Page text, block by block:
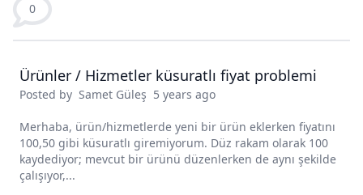
0
Ürünler / Hizmetler küsuratlı fiyat problemi
Posted by Samet Güleş 5 years ago
Merhaba, ürün/hizmetlerde yeni bir ürün eklerken fiyatını
100,50 gibi küsuratlı giremiyorum. Düz rakam olarak 100
kaydediyor; mevcut bir ürünü düzenlerken de aynı şekilde
çalışıyor,...